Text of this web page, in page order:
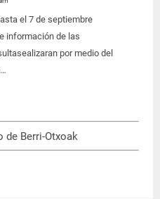
el 7 de septiembre
información de las
por medio del
de Berri-Otxoak